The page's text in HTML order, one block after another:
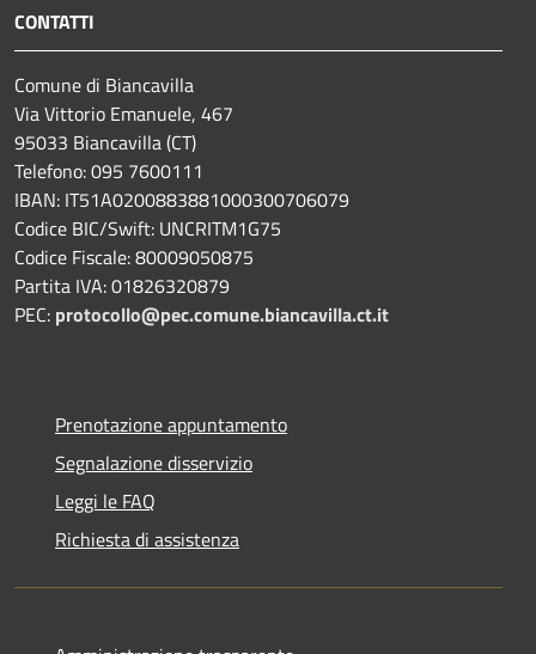
CONTATTI
Comune di Biancavilla
Via Vittorio Emanuele, 467
95033 Biancavilla (CT)
Telefono: 095 7600111
IBAN: IT51A0200883881000300706079
Codice BIC/Swift: UNCRITM1G75
Codice Fiscale: 80009050875
Partita IVA: 01826320879
PEC: protocollo@pec.comune.biancavilla.ct.it
Prenotazione appuntamento
Segnalazione disservizio
Leggi le FAQ
Richiesta di assistenza